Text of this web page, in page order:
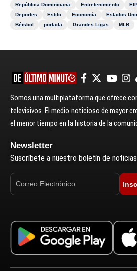
República Dominicana
Entretenimiento
Deportes
Estilo Economía Estados
Béisbol
portada Grandes Ligas MLB
Somos una multiplataforma que ofrece
televisivos. El medio noticioso de mayor
el menor tiempo en la historia de la
Newsletter
Suscríbete a nuestro boletín de